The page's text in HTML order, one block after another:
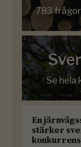
783
Se hela
En
stärker